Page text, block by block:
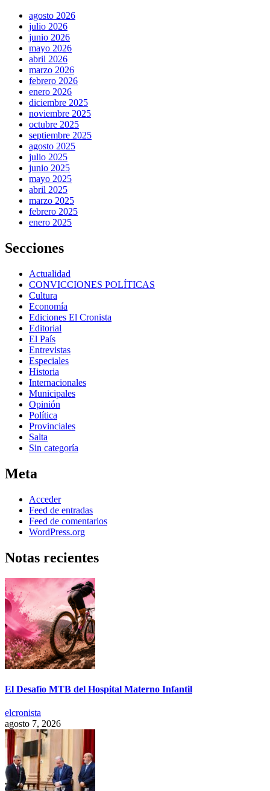
agosto 2026
julio 2026
junio 2026
mayo 2026
abril 2026
marzo 2026
febrero 2026
enero 2026
diciembre 2025
noviembre 2025
octubre 2025
septiembre 2025
agosto 2025
julio 2025
junio 2025
mayo 2025
abril 2025
marzo 2025
febrero 2025
enero 2025
Secciones
Actualidad
CONVICCIONES POLÍTICAS
Cultura
Economía
Ediciones El Cronista
Editorial
El País
Entrevistas
Especiales
Historia
Internacionales
Municipales
Opinión
Política
Provinciales
Salta
Sin categoría
Meta
Acceder
Feed de entradas
Feed de comentarios
WordPress.org
Notas recientes
El Desafío MTB del Hospital Materno Infantil
elcronista
agosto 7, 2026